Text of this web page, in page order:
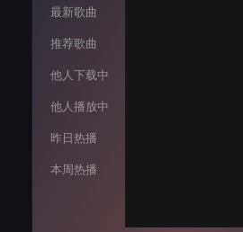
最新歌曲
推荐歌曲
他人下载中
他人播放中
昨日热播
本周热播